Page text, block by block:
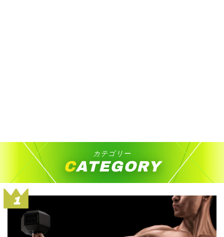
カテゴリー
CATEGORY
1